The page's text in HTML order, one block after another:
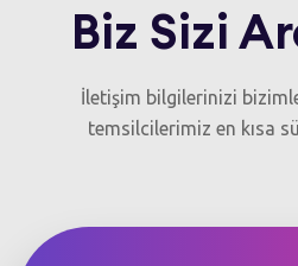
Biz Sizi
İletişim bilgilerinizi
temsilcilerimiz en kısa